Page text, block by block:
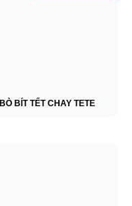
BÒ BÍT TẾT CHAY TETE